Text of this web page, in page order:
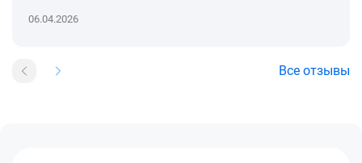
06.04.2026
Все отзывы